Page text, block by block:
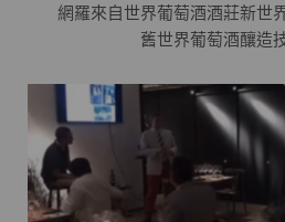
網羅來自世界葡萄酒酒莊新世
舊世界葡萄酒釀造